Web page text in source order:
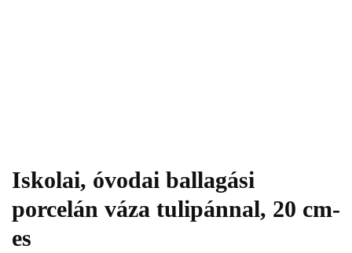
Iskolai, óvodai ballagási
porcelán váza tulipánnal, 20 cm-
es